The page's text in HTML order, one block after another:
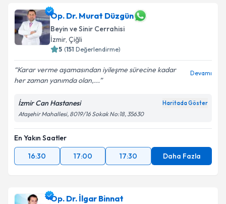
Op. Dr. Murat Düzgün
Beyin ve Sinir Cerrahisi
İzmir, Çiğli
5 (151 Değerlendirme)
Karar verme aşamasından iyileşme sürecine kadar
her zaman yanımda olan,...
Devamı
İzmir Can Hastanesi Haritada Göster
Ataşehir Mahallesi, 8019/16 Sokak No:18, 35630
En Yakın Saatler
16:30
17:00 17:30 Daha Fazla
Op. Dr. İlgar Binnat